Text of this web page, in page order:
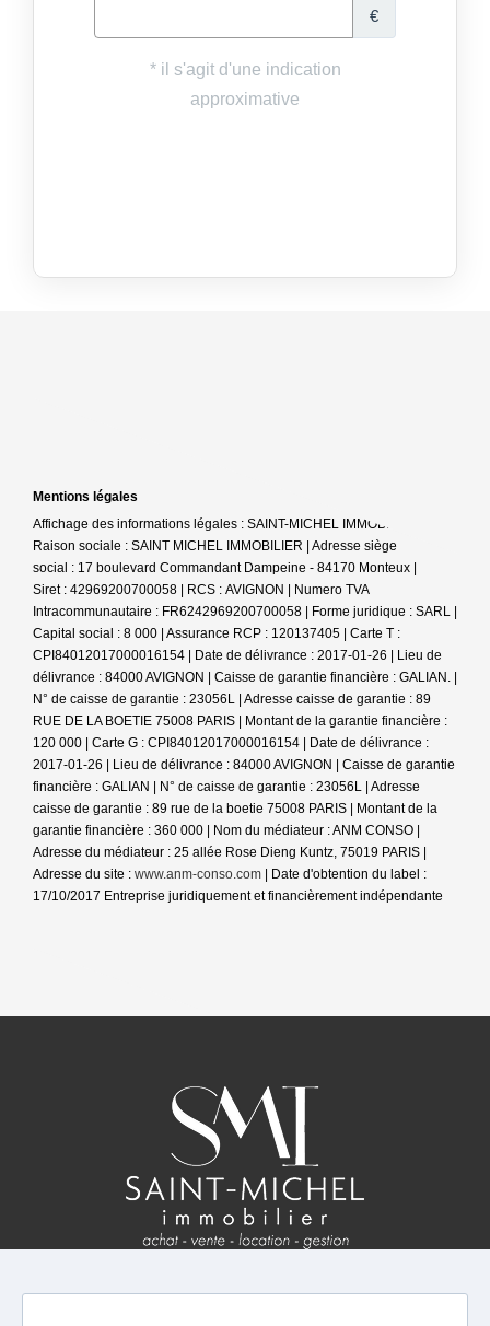
Mentions légales
Affichage des informations légales : SAINT-MICHEL IMMOBILIER |
Raison sociale : SAINT MICHEL IMMOBILIER | Adresse siège
social : 17 boulevard Commandant Dampeine - 84170 Monteux |
Siret : 42969200700058 | RCS : AVIGNON | Numero TVA
Intracommunautaire : FR6242969200700058 | Forme juridique : SARL |
Capital social : 8 000 | Assurance RCP : 120137405 | Carte T :
CPI84012017000016154 | Date de délivrance : 2017-01-26 | Lieu de
délivrance : 84000 AVIGNON | Caisse de garantie financière : GALIAN. |
N° de caisse de garantie : 23056L | Adresse caisse de garantie : 89
RUE DE LA BOETIE 75008 PARIS | Montant de la garantie financière :
120 000 | Carte G : CPI84012017000016154 | Date de délivrance :
2017-01-26 | Lieu de délivrance : 84000 AVIGNON | Caisse de garantie
financière : GALIAN | N° de caisse de garantie : 23056L | Adresse
caisse de garantie : 89 rue de la boetie 75008 PARIS | Montant de la
garantie financière : 360 000 | Nom du médiateur : ANM CONSO |
Adresse du médiateur : 25 allée Rose Dieng Kuntz, 75019 PARIS |
Adresse du site : www.anm-conso.com | Date d'obtention du label :
17/10/2017 Entreprise juridiquement et financièrement indépendante